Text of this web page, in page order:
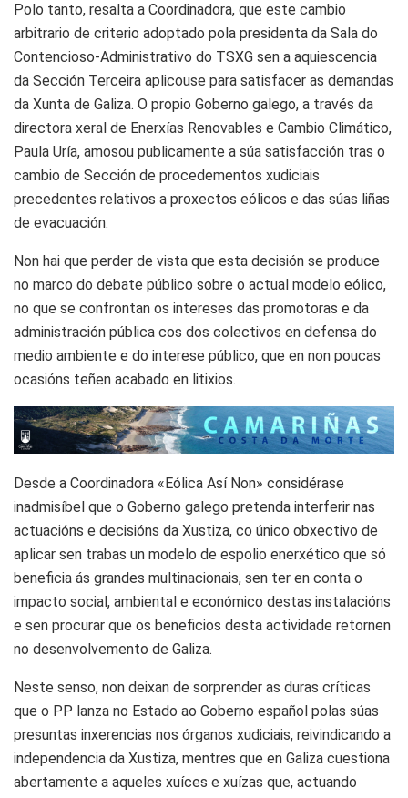
Polo tanto, resalta a Coordinadora, que este cambio
arbitrario de criterio adoptado pola presidenta da Sala do
Contencioso-Administrativo do TSXG sen a aquiescencia
da Sección Terceira aplicouse para satisfacer as demandas
da Xunta de Galiza. O propio Goberno galego, a través da
directora xeral de Enerxías Renovables e Cambio Climático,
Paula Uría, amosou publicamente a súa satisfacción tras o
cambio de Sección de procedementos xudiciais
precedentes relativos a proxectos eólicos e das súas liñas
de evacuación.
Non hai que perder de vista que esta decisión se produce
no marco do debate público sobre o actual modelo eólico,
no que se confrontan os intereses das promotoras e da
administración pública cos dos colectivos en defensa do
medio ambiente e do interese público, que en non poucas
ocasións teñen acabado en litixios.
Desde a Coordinadora «Eólica Así Non» considérase
inadmisíbel que o Goberno galego pretenda interferir nas
actuacións e decisións da Xustiza, co único obxectivo de
aplicar sen trabas un modelo de espolio enerxético que só
beneficia ás grandes multinacionais, sen ter en conta o
impacto social, ambiental e económico destas instalacións
e sen procurar que os beneficios desta actividade retornen
no desenvolvemento de Galiza.
Neste senso, non deixan de sorprender as duras críticas
que o PP lanza no Estado ao Goberno español polas súas
presuntas inxerencias nos órganos xudiciais, reivindicando a
independencia da Xustiza, mentres que en Galiza cuestiona
abertamente a aqueles xuíces e xuízas que, actuando